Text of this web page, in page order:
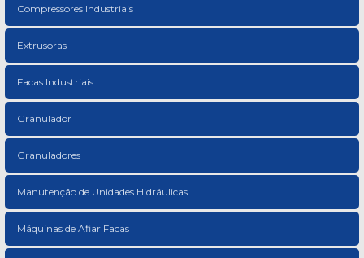
Compressores Industriais
Extrusoras
Facas Industriais
Granulador
Granuladores
Manutenção de Unidades Hidráulicas
Máquinas de Afiar Facas